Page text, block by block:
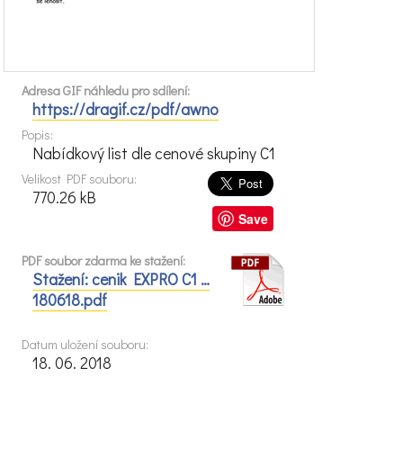
Adresa GIF náhledu pro sdílení:
https://dragif.cz/pdf/awno
Popis:
Nabídkový list dle cenové skupiny C1
Save
Velikost PDF souboru:
770.26 kB
PDF soubor zdarma ke stažení:
Stažení: cenik EXPRO C1 …
180618.pdf
Datum uložení souboru:
18. 06. 2018